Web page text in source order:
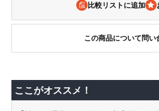
比較リストに追加
この商品について問い
ここがオススメ！